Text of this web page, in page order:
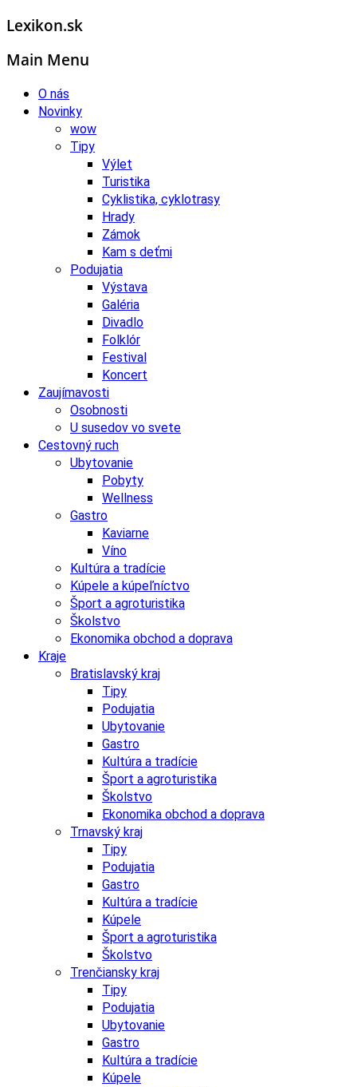
Lexikon.sk
Main Menu
O nás
Novinky
wow
Tipy
Výlet
Turistika
Cyklistika, cyklotrasy
Hrady
Zámok
Kam s deťmi
Podujatia
Výstava
Galéria
Divadlo
Folklór
Festival
Koncert
Zaujímavosti
Osobnosti
U susedov vo svete
Cestovný ruch
Ubytovanie
Pobyty
Wellness
Gastro
Kaviarne
Víno
Kultúra a tradície
Kúpele a kúpeľníctvo
Šport a agroturistika
Školstvo
Ekonomika obchod a doprava
Kraje
Bratislavský kraj
Tipy
Podujatia
Ubytovanie
Gastro
Kultúra a tradície
Šport a agroturistika
Školstvo
Ekonomika obchod a doprava
Trnavský kraj
Tipy
Podujatia
Gastro
Kultúra a tradície
Kúpele
Šport a agroturistika
Školstvo
Trenčiansky kraj
Tipy
Podujatia
Ubytovanie
Gastro
Kultúra a tradície
Kúpele